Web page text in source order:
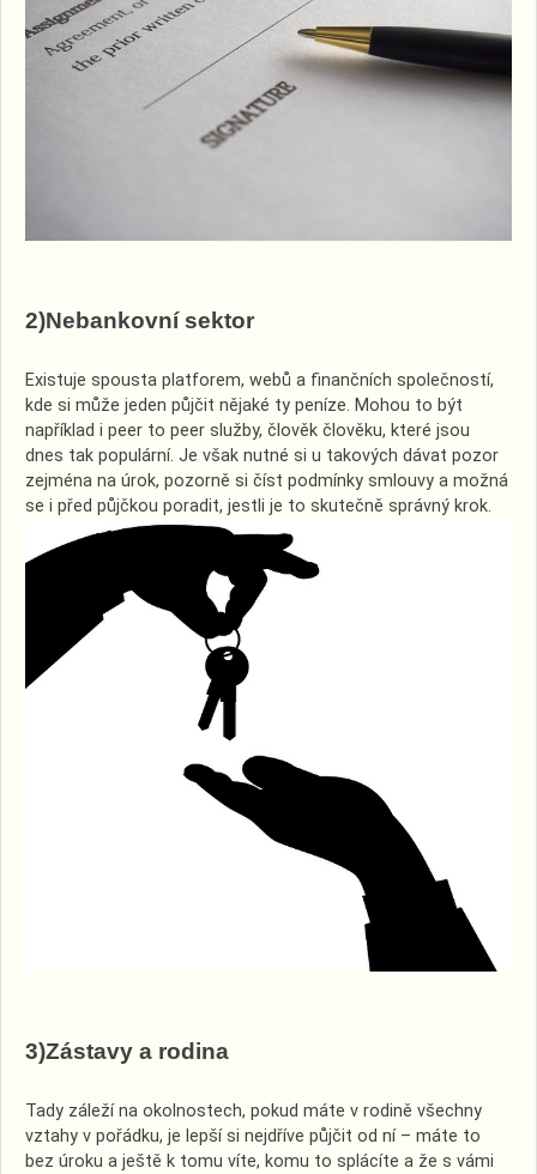
2)Nebankovní sektor
Existuje spousta platforem, webů a finančních společností,
kde si může jeden půjčit nějaké ty peníze. Mohou to být
například i peer to peer služby, člověk člověku, které jsou
dnes tak populární. Je však nutné si u takových dávat pozor
zejména na úrok, pozorně si číst podmínky smlouvy a možná
se i před půjčkou poradit, jestli je to skutečně správný krok.
3)Zástavy a rodina
Tady záleží na okolnostech, pokud máte v rodině všechny
vztahy v pořádku, je lepší si nejdříve půjčit od ní – máte to
bez úroku a ještě k tomu víte, komu to splácíte a že s vámi